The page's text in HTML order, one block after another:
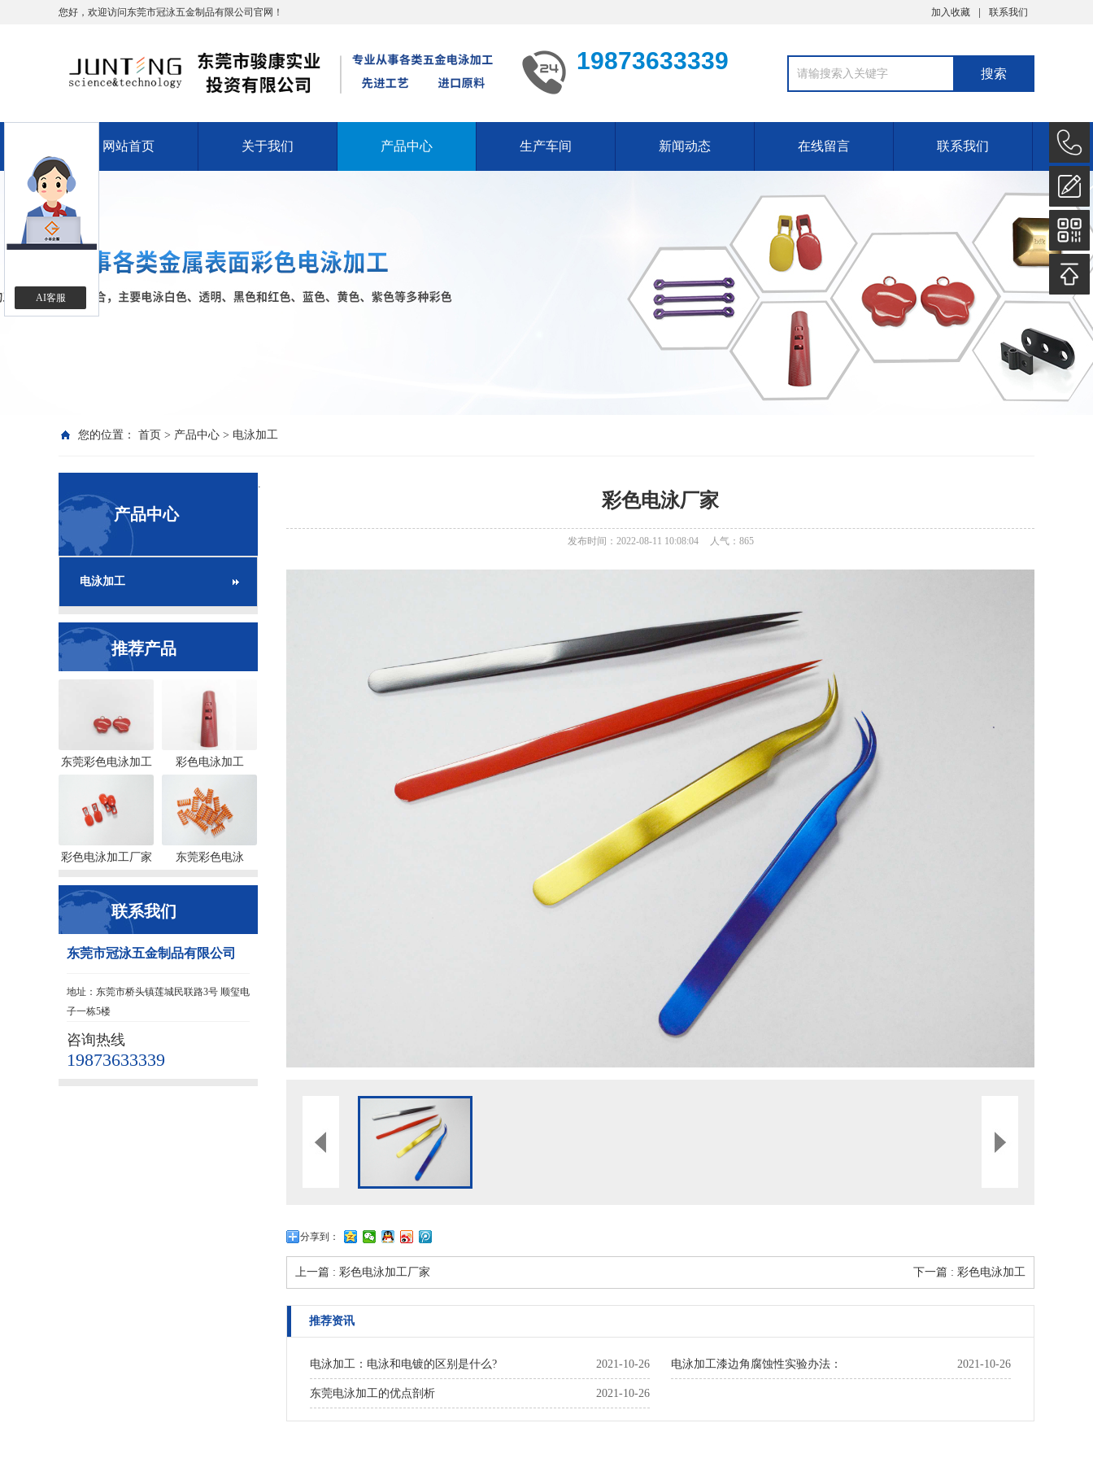
您好，欢迎访问东莞市冠泳五金制品有限公司官网！ 加入收藏 联系我们
19873633339
网站首页 关于我们 产品中心 生产车间 新闻动态 在线留言 联系我们
您的位置： 首页 > 产品中心 > 电泳加工
.
产品中心
电泳加工
推荐产品
东莞彩色电泳加工 彩色电泳加工
彩色电泳加工厂家 东莞彩色电泳
联系我们
东莞市冠泳五金制品有限公司
地址：东莞市桥头镇莲城民联路3号 顺玺电
子一栋5楼
咨询热线
19873633339
彩色电泳厂家
发布时间：2022-08-11 10:08:04 人气： 865
分享到：
上一篇 : 彩色电泳加工厂家 下一篇 : 彩色电泳加工
推荐资讯
2021-10-26
电泳加工：电泳和电镀的区别是什么? 2021-10-26
电泳加工漆边角腐蚀性实验办法：
2021-10-26
东莞电泳加工的优点剖析
AI客服